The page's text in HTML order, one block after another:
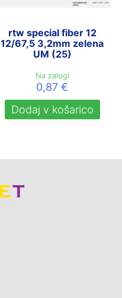
rtw special fiber 12
12/67,5 3,2mm zelena
UM (25)
Na zalogi
0,87€
Dodaj v košarico